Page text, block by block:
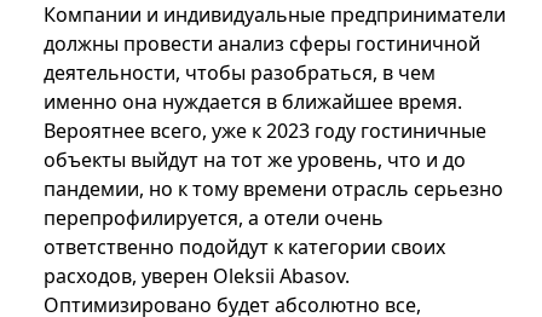
Компании и индивидуальные предприниматели
должны провести анализ сферы гостиничной
деятельности, чтобы разобраться, в чем
именно она нуждается в ближайшее время.
Вероятнее всего, уже к 2023 году гостиничные
объекты выйдут на тот же уровень, что и до
пандемии, но к тому времени отрасль серьезно
перепрофилируется, а отели очень
ответственно подойдут к категории своих
расходов, уверен Oleksii Abasov.
Оптимизировано будет абсолютно все,